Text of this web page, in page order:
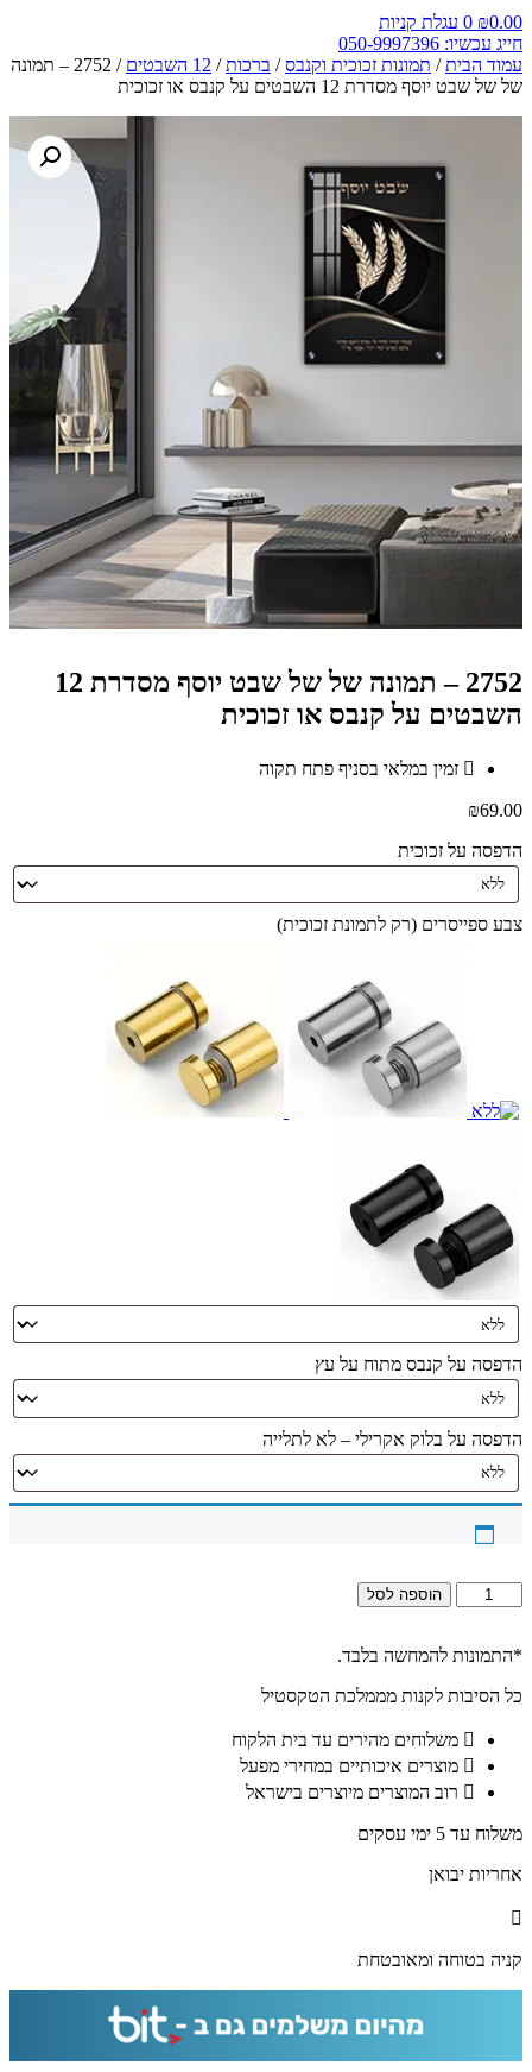
₪0.00
0 עגלת קניות
חייג עכשיו: 050-9997396
עמוד הבית/ תמונות זכוכית וקנבס/ ברכות/ 12 השבטים
/ 2752 – תמונה
של של שבט יוסף מסדרת 12 השבטים על קנבס או זכוכית
2752 – תמונה של של שבט יוסף מסדרת 12
השבטים על קנבס או זכוכית
זמין במלאי בסניף פתח תקוה
₪69.00
הדפסה על זכוכית
צבע ספייסרים (רק לתמונת זכוכית)
הדפסה על קנבס מתוח על עץ
הדפסה על בלוק אקרילי – לא לתלייה
כמות
של
-
של
שבט
מסדרת
השבטים
קנבס
זכוכית
הוספה לסל
*התמונות להמחשה בלבד.
כל הסיבות לקנות מממלכת הטקסטיל
משלוחים מהירים עד בית הלקוח
מוצרים איכותיים במחירי מפעל
רוב המוצרים מיוצרים בישראל
משלוח עד 5 ימי עסקים
אחריות יבואן
קניה בטוחה ומאובטחת